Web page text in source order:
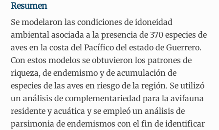
Resumen
Se modelaron las condiciones de idoneidad
ambiental asociada a la presencia de 370 especies de
aves en la costa del Pacífico del estado de Guerrero.
Con estos modelos se obtuvieron los patrones de
riqueza, de endemismo y de acumulación de
especies de las aves en riesgo de la región. Se utilizó
un análisis de complementariedad para la avifauna
residente y acuática y se empleó un análisis de
parsimonia de endemismos con el fin de identificar